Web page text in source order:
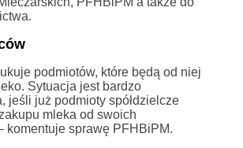
podmiotów, które będą od niej
Sytuacja jest bardzo
jeśli już podmioty spółdzielcze
mleka od swoich
komentuje sprawę PFHBiPM.